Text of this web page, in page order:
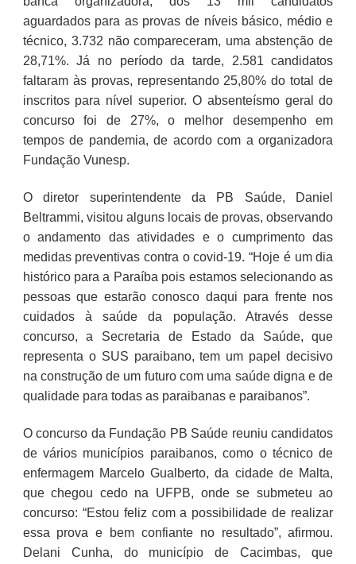
aguardados para as provas de níveis básico, médio e
técnico, 3.732 não compareceram, uma abstenção de
28,71%. Já no período da tarde, 2.581 candidatos
faltaram às provas, representando 25,80% do total de
inscritos para nível superior. O absenteísmo geral do
concurso foi de 27%, o melhor desempenho em
tempos de pandemia, de acordo com a organizadora
Fundação Vunesp.
O diretor superintendente da PB Saúde, Daniel
Beltrammi, visitou alguns locais de provas, observando
o andamento das atividades e o cumprimento das
medidas preventivas contra o covid-19. “Hoje é um dia
histórico para a Paraíba pois estamos selecionando as
pessoas que estarão conosco daqui para frente nos
cuidados à saúde da população. Através desse
concurso, a Secretaria de Estado da Saúde, que
representa o SUS paraibano, tem um papel decisivo
na construção de um futuro com uma saúde digna e de
qualidade para todas as paraibanas e paraibanos”.
O concurso da Fundação PB Saúde reuniu candidatos
de vários municípios paraibanos, como o técnico de
enfermagem Marcelo Gualberto, da cidade de Malta,
que chegou cedo na UFPB, onde se submeteu ao
concurso: “Estou feliz com a possibilidade de realizar
essa prova e bem confiante no resultado”, afirmou.
Delani Cunha, do município de Cacimbas, que